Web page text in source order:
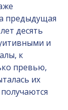
предыдущая
десять
и
к
превью,
их